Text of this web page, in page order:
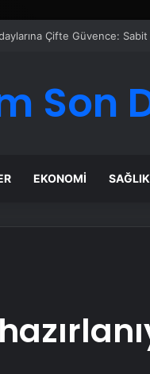
Son
EKONOMI SAĞLIK